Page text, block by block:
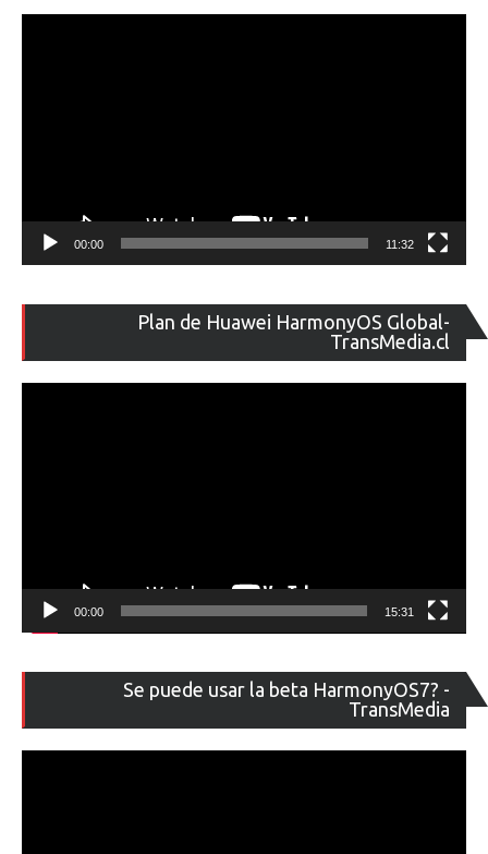
00:00 11:32
Plan de Huawei HarmonyOS Global-
TransMedia.cl
de
00:00 15:31
Se puede usar la beta HarmonyOS7? -
TransMedia
de